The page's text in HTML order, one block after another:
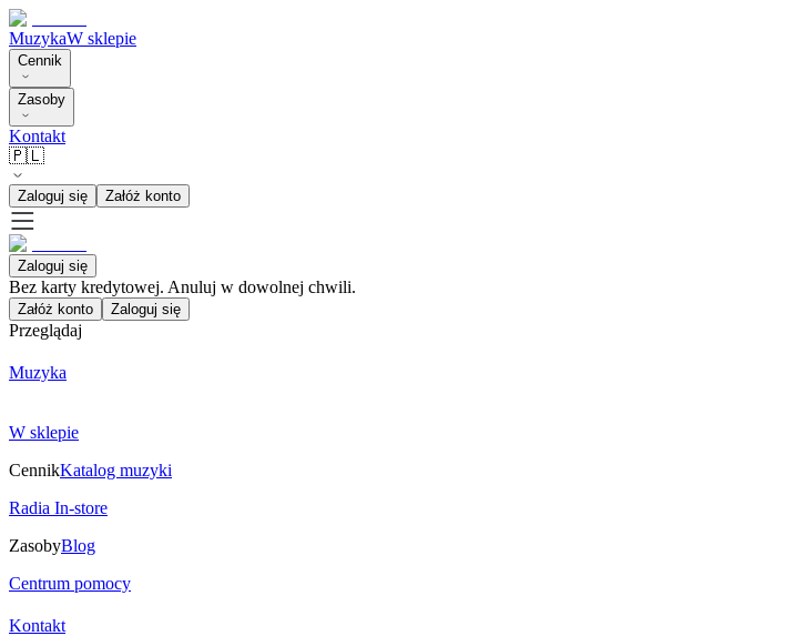
MuzykaW sklepie
Cennik
Zasoby
Kontakt
🇵🇱
Zaloguj się Załóż konto
Zaloguj się
Bez karty kredytowej. Anuluj w dowolnej chwili.
Załóż konto Zaloguj się
Przeglądaj
Muzyka
W sklepie
CennikKatalog muzyki
Radia In-store
ZasobyBlog
Centrum pomocy
Kontakt